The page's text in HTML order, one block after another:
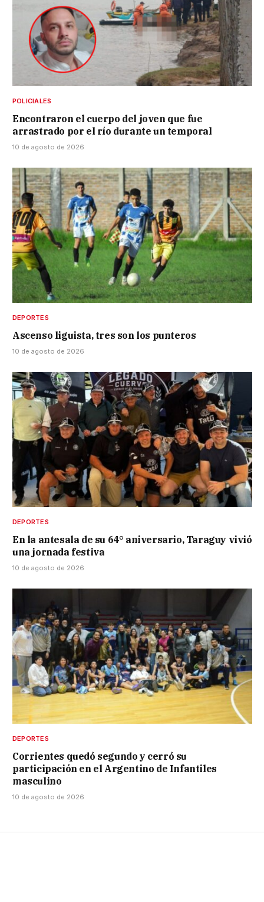
POLICIALES
Encontraron el cuerpo del joven que fue
arrastrado por el río durante un temporal
10 de agosto de 2026
DEPORTES
Ascenso liguista, tres son los punteros
10 de agosto de 2026
DEPORTES
En la antesala de su 64° aniversario, Taraguy vivió
una jornada festiva
10 de agosto de 2026
DEPORTES
Corrientes quedó segundo y cerró su
participación en el Argentino de Infantiles
masculino
10 de agosto de 2026